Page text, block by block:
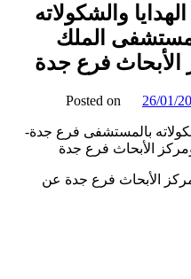
والشكولاته
الملك
فرع جدة
Posted on 26/
بالمستشفى فرع جدة-
فرع جدة
فرع جدة عن